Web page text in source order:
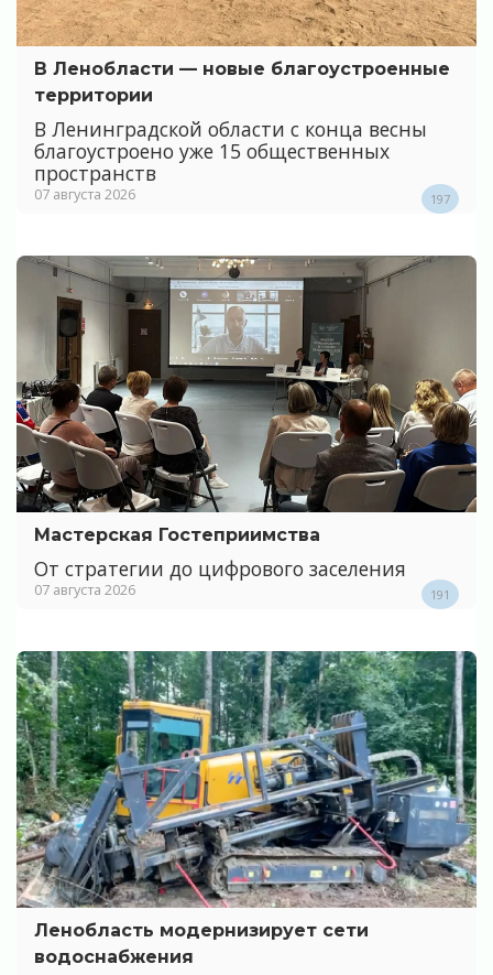
В Ленобласти — новые благоустроенные
территории
В Ленинградской области с конца весны
благоустроено уже 15 общественных
пространств
07 августа 2026 197
Мастерская Гостеприимства
От стратегии до цифрового заселения
07 августа 2026 191
Ленобласть модернизирует сети
водоснабжения